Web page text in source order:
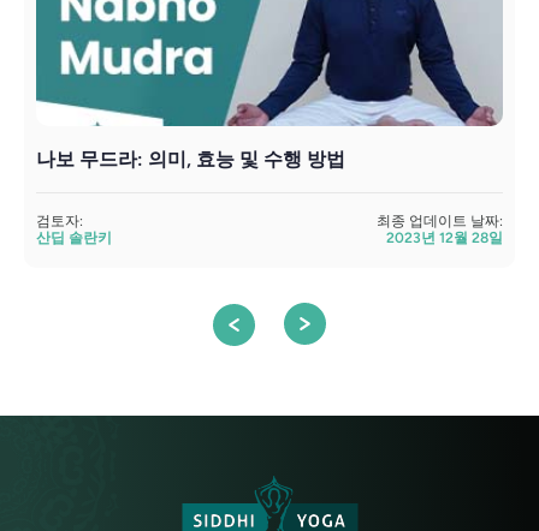
나보 무드라: 의미, 효능 및 수행 방법
검토자:
산딥 솔란키
최종 업데이트 날짜:
2023년 12월 28일